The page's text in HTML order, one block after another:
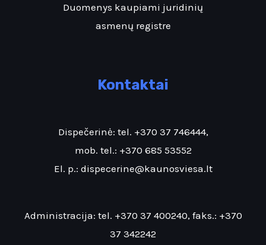
Duomenys kaupiami juridinių
asmenų registre
Kontaktai
Dispečerinė: tel. +370 37 746444,
mob. tel.: +370 685 53552
El. p.: dispecerine@kaunosviesa.lt
Administracija: tel. +370 37 400240, faks.: +370
37 342242